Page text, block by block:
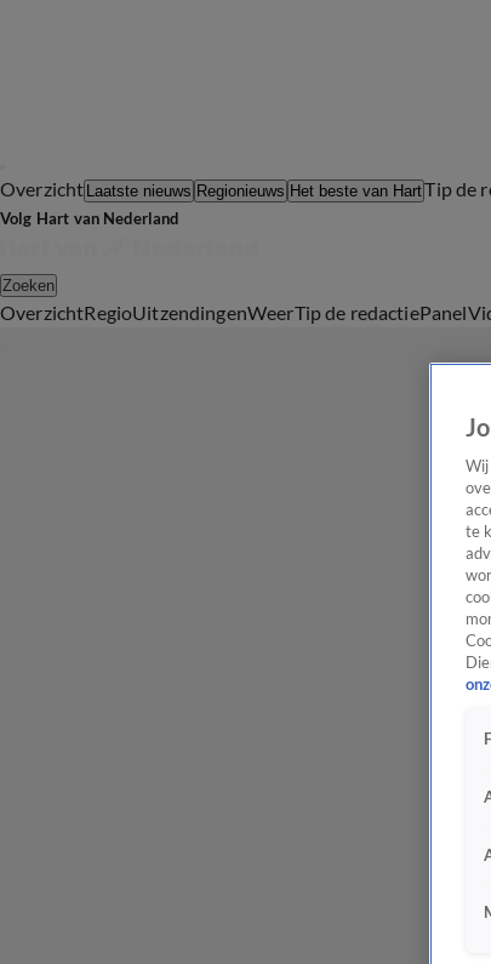
Overzicht Laatste nieuws Regionieuws Het beste van HartTip de
Volg Hart van Nederland
Zoeken
OverzichtRegioUitzendingenWeerTip de redactiePanel
Wij
te